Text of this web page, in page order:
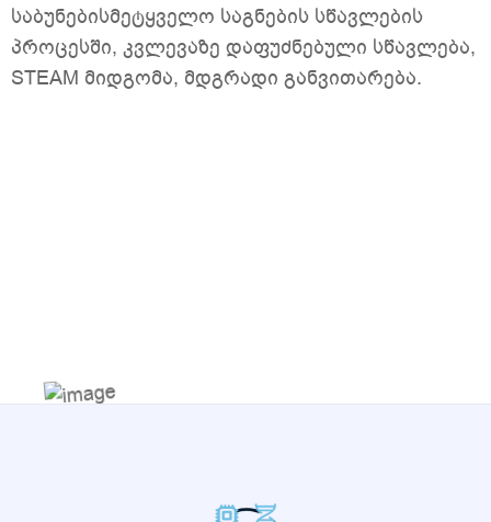
საბუნებისმეტყველო საგნების სწავლების
პროცესში, კვლევაზე დაფუძნებული სწავლება,
STEAM მიდგომა, მდგრადი განვითარება.